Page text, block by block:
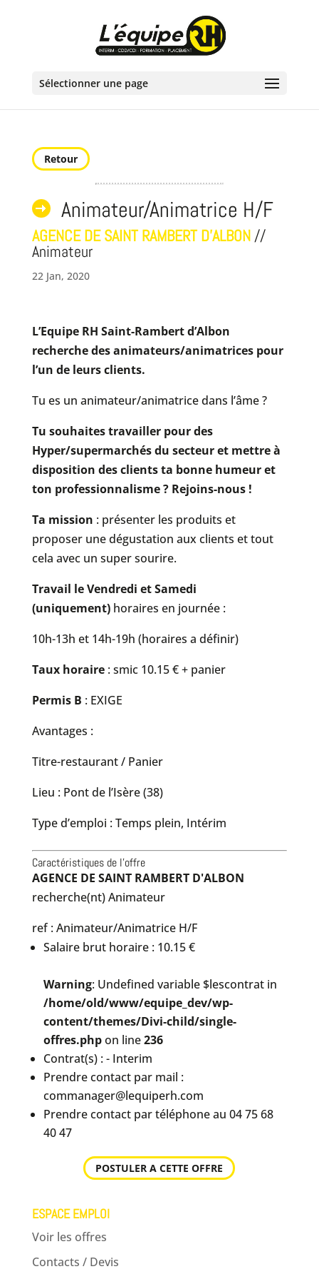
Sélectionner une page
Retour
Animateur/Animatrice H/F
AGENCE DE SAINT RAMBERT D'ALBON//
Animateur
22 Jan, 2020
L’Equipe RH Saint-Rambert d’Albon
recherche des animateurs/animatrices pour
l’un de leurs clients.
Tu es un animateur/animatrice dans l’âme ?
Tu souhaites travailler pour des
Hyper/supermarchés du secteur et mettre à
disposition des clients ta bonne humeur et
ton professionnalisme ? Rejoins-nous !
Ta mission : présenter les produits et
proposer une dégustation aux clients et tout
cela avec un super sourire.
Travail le Vendredi et Samedi
(uniquement)horaires en journée :
10h-13h et 14h-19h (horaires a définir)
Taux horaire: smic 10.15 € + panier
Permis B : EXIGE
Avantages :
Titre-restaurant / Panier
Lieu : Pont de l’Isère (38)
Type d’emploi : Temps plein, Intérim
Caractéristiques de l'offre
AGENCE DE SAINT RAMBERT D'ALBON
recherche(nt) Animateur
ref : Animateur/Animatrice H/F
Salaire brut horaire : 10.15 €
Warning: Undefined variable $lescontrat in
/home/old/www/equipe_dev/wp-
content/themes/Divi-child/single-
offres.phpon line236
Contrat(s) : - Interim
Prendre contact par mail :
commanager@lequiperh.com
Prendre contact par téléphone au 04 75 68
40 47
POSTULER A CETTE OFFRE
ESPACE EMPLOI
Voir les offres
Contacts / Devis